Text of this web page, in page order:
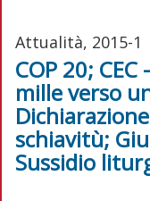
Attualità, 2015-1
COP 20;
mille verso
schiavitù;
Sussidio